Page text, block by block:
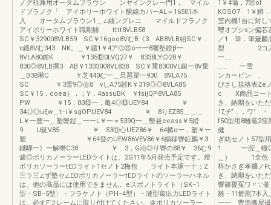
ノグ柱兼用オータムフラウン ンヤインクレー門1， マイル
ドブラノク「 アイホリーホワイト醗線カバーAL＝16501本
入 オータムブラウン1＿∠緬ングレニ マイルドフラノク
アイボリーホワイト職剛鯵 tttt8VLB58
SC￥329008VLB59 SC￥16goo8VむB《3 AB8VLB紹SC￥．
π鐡8Vむ343 NK。＿￥鑓1￥4ア◎⑪o一一8響塾鐙β一
8VLA80鍾K ￥135⑫0LVQ27￥ 8338LY◎28￥
830◎8VLB撰3 AB￥1333008VL838 SC￥重8300VL鎚一8V量
＿B38瀦C ￥芝440む一＿旦琶簗一930 8VLA75
SC ￥3雪9◎㊨8 vしA75雑K￥319◎◎8VLA85
SC￥15．coea｝．；Y．4assuBK ￥tsijQP8VLA85
PW ￥15．00⑬一．亀4◎⑬UEY84 ￥
34◎◎uξw＿t−i￥sgOPUEV84 ￥ 8りEZ85＿＿＿
L￥一豊一＿塑蟹鎧＿一一L￥一＝539Q一＿墾昼eeass￥5鐙
9 U鉦V85 ￥ 53⑪心UEZ86￥ 64麟o一．塑￥一
塑 ￥64登のUEW86VEV86￥6姻移轡鉦鵬￥3
鋤騨一》一解轡C38 ￥ 3，G沁◎り轡の88￥ 36む9
濾◎ポリカノーラーLEDライトは、2G11年5月発売予定です。燈
ポリカソーラーtEDライト1セノト2梅包 ライト本琢一十：Z
三ラ三∠ず塾セ∠EOポリカノーラーtEDライトのソーラーハネル
は、他の高品には使用できません。eスポノトライト（SK−1
型・SB−5型〉・フラケノト（PH−4型）・漣型葛出力LEDライト
は、必すFフレームに取り付けてくたさい、＠ポリカソーラー
1￥4囁．
KGSO7 1￥鱒
室内機1台に対
璽オプシsン
／1 筆．筆簸麟
型 2コ入
一
…… 一雪
ンカーピン 、
ぴさし規格表Ze
c X商品コート
き、納期をいた
1ζヂ’，．ワ’
f50型用8離竈
健 全色
ぎ紡セノト57
1 一腔＿轍Ω盤
＿｝ 1全色
枠かさぎ孝麺ノ
き、納期をいた
響篠覆冤ワ〃∵釜
雛・11鯉
一一＿豊漁搬